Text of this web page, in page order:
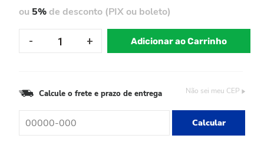
ou 5%de desconto (PIX ou boleto)
Adicionar ao Carrinho
Calcule o frete e prazo de entrega Não sei meu CEP
Calcular